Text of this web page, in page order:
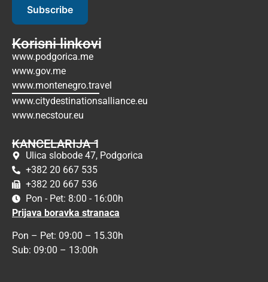
Subscribe
Korisni linkovi
www.podgorica.me
www.gov.me
www.montenegro.travel
www.citydestinationsalliance.eu
www.necstour.eu
KANCELARIJA 1
Ulica slobode 47, Podgorica
+382 20 667 535
+382 20 667 536
Pon - Pet: 8:00 - 16:00h
Prijava boravka stranaca
Pon – Pet: 09:00 – 15.30h
Sub: 09:00 – 13:00h